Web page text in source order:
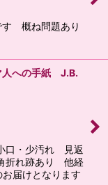
概ね問題あり
人への手紙 J.B.
口・少汚れ 見返
折れ跡あり 他経
届けとなります